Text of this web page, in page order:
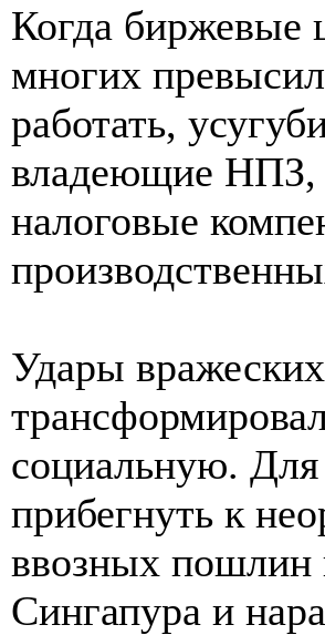
Когда биржевые
многих
работать,
владеющие НПЗ,
налоговые
Удары
социальную. Для
прибегнуть к
ввозных
Сингапура и